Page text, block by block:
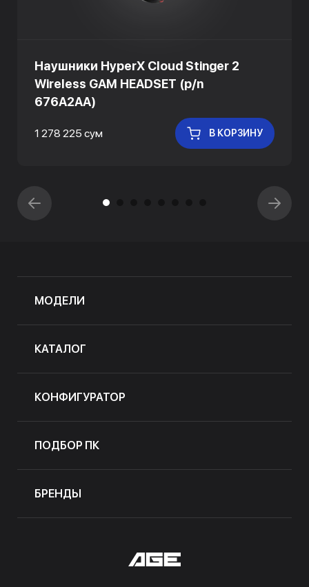
Наушники HyperX Cloud Stinger 2
Wireless GAM HEADSET (p/n
676A2AA)
1 278 225 сум В КОРЗИНУ
МОДЕЛИ
КАТАЛОГ
КОНФИГУРАТОР
ПОДБОР ПК
БРЕНДЫ